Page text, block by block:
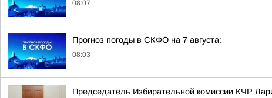
08:07
Прогноз погоды в СКФО на 7 августа:
08:03
Председатель Избирательной комиссии КЧР